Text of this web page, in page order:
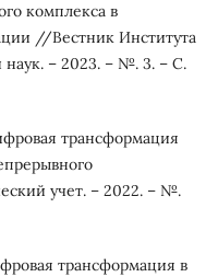
комплекса в
//Вестник Института
– 2023. – №. 3. – С.
трансформация
учет. – 2022. – №.
трансформация в